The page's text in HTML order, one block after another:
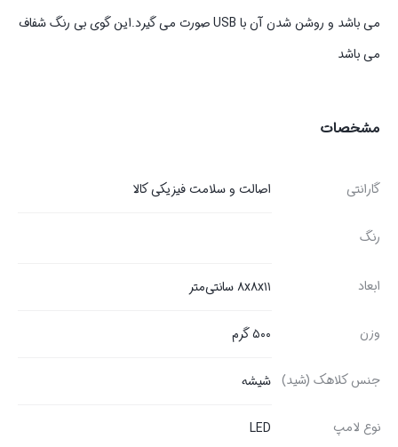
می باشد و روشن شدن آن با USB صورت می گیرد.این گوی بی رنگ شفاف
می باشد
مشخصات
گارانتی اصالت و سلامت فیزیکی کالا
رنگ
ابعاد ۸x۸x۱۱ سانتی‌متر
وزن ۵۰۰ گرم
جنس کلاهک (شید) شیشه
نوع لامپ LED